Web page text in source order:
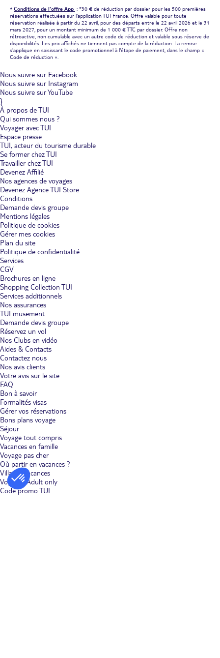
* Conditions de l'offre App : *30 € de réduction par dossier pour les 500 premières
réservations effectuées sur l'application TUI France. Offre valable pour toute
réservation réalisée à partir du 22 avril, pour des départs entre le 22 avril 2026 et le 31
mars 2027, pour un montant minimum de 1 000 € TTC par dossier. Offre non
rétroactive, non cumulable avec un autre code de réduction et valable sous réserve de
disponibilités. Les prix affichés ne tiennent pas compte de la réduction. La remise
s'applique en saisissant le code promotionnel à l'étape de paiement, dans le champ «
Code de réduction ».
Nous suivre sur Facebook
Nous suivre sur Instagram
Nous suivre sur YouTube
}
À propos de TUI
Qui sommes nous ?
Voyager avec TUI
Espace presse
TUI, acteur du tourisme durable
Se former chez TUI
Travailler chez TUI
Devenez Affilié
Nos agences de voyages
Devenez Agence TUI Store
Conditions
Demande devis groupe
Mentions légales
Politique de cookies
Gérer mes cookies
Plan du site
Politique de confidentialité
Services
CGV
Brochures en ligne
Shopping Collection TUI
Services additionnels
Nos assurances
TUI musement
Demande devis groupe
Réservez un vol
Nos Clubs en vidéo
Aides & Contacts
Contactez nous
Nos avis clients
Votre avis sur le site
FAQ
Bon à savoir
Formalités visas
Gérer vos réservations
Bons plans voyage
Séjour
Voyage tout compris
Vacances en famille
Voyage pas cher
Où partir en vacances ?
Villages vacances
Voyages Adult only
Code promo TUI